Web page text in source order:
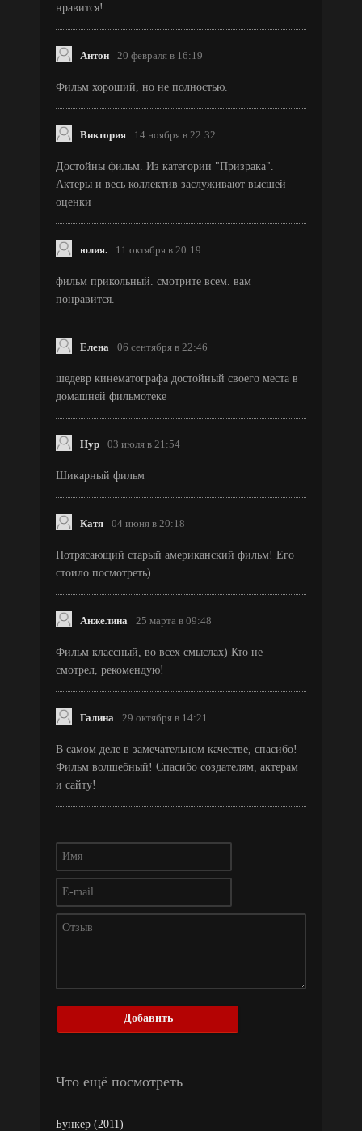
нравится!
Антон 20 февраля в 16:19
Фильм хороший, но не полностью.
Виктория 14 ноября в 22:32
Достойны фильм. Из категории "Призрака".
Актеры и весь коллектив заслуживают высшей
оценки
юлия. 11 октября в 20:19
фильм прикольный. смотрите всем. вам
понравится.
Елена 06 сентября в 22:46
шедевр кинематографа достойный своего места в
домашней фильмотеке
Нур 03 июля в 21:54
Шикарный фильм
Катя 04 июня в 20:18
Потрясающий старый американский фильм! Его
стоило посмотреть)
Анжелина 25 марта в 09:48
Фильм классный, во всех смыслах) Кто не
смотрел, рекомендую!
Галина 29 октября в 14:21
В самом деле в замечательном качестве, спасибо!
Фильм волшебный! Спасибо создателям, актерам
и сайту!
Добавить
Что ещё посмотреть
Бункер (2011)